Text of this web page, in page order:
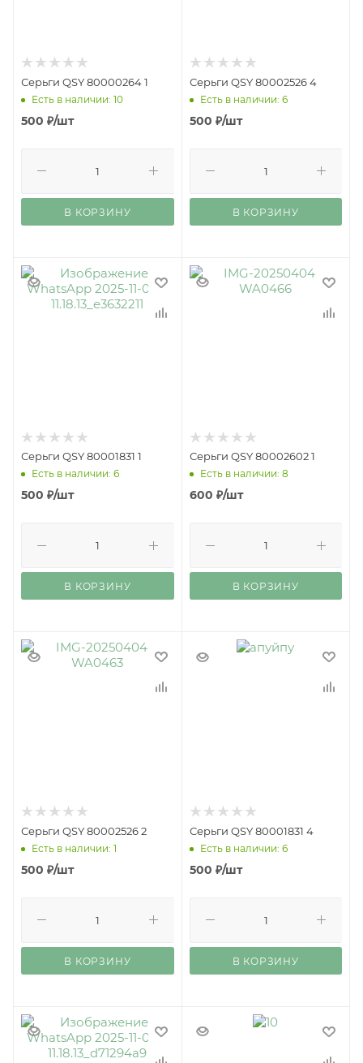
Серьги QSY 80000264 1
Есть в наличии: 10
500 ₽/шт
В КОРЗИНУ
Серьги QSY 80002526 4
Есть в наличии: 6
500 ₽/шт
В КОРЗИНУ
Серьги QSY 80001831 1
Есть в наличии: 6
500 ₽/шт
В КОРЗИНУ
Серьги QSY 80002602 1
Есть в наличии: 8
600 ₽/шт
В КОРЗИНУ
Серьги QSY 80002526 2
Есть в наличии: 1
500 ₽/шт
В КОРЗИНУ
Серьги QSY 80001831 4
Есть в наличии: 6
500 ₽/шт
В КОРЗИНУ